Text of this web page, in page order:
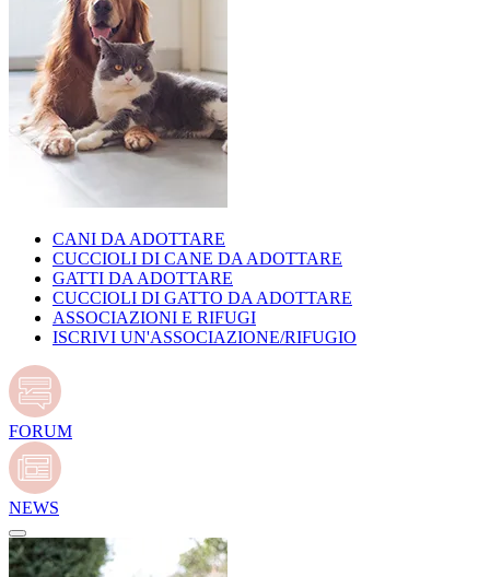
CANI DA ADOTTARE
CUCCIOLI DI CANE DA ADOTTARE
GATTI DA ADOTTARE
CUCCIOLI DI GATTO DA ADOTTARE
ASSOCIAZIONI E RIFUGI
ISCRIVI UN'ASSOCIAZIONE/RIFUGIO
FORUM
NEWS